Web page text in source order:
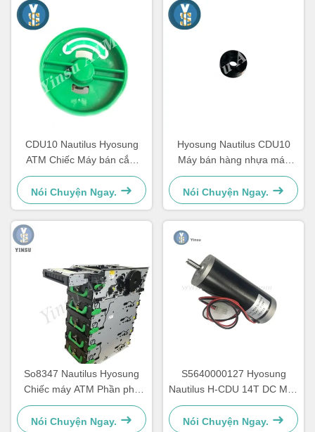
CDU10 Nautilus Hyosung
ATM Chiếc Máy bán cắm
7310000709 OEM
Nói Chuyện Ngay.
Hyosung Nautilus CDU10
Máy bán hàng nhựa máy
ATM cuộn máy thanh toán tự
động
Nói Chuyện Ngay.
So8347 Nautilus Hyosung
Chiếc máy ATM Phần phụ
tùng Máy thanh toán tự động
Thiết bị phụ kiện GCDU Máy
Nói Chuyện Ngay.
S5640000127 Hyosung
Nautilus H-CDU 14T DC Máy
ATM chính Phụ tùng
7310000715
Nói Chuyện Ngay.